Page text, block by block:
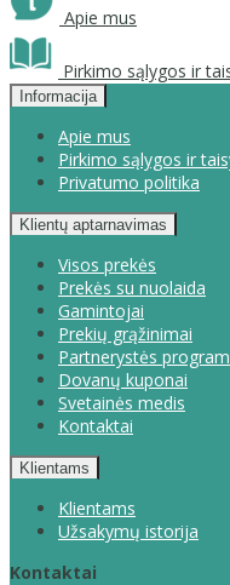
Apie mus
Pirkimo sąlygos ir
Informacija
Apie mus
Pirkimo sąlygos ir
Privatumo politika
Klientų aptarnavimas
Visos prekės
Prekės su nuolaida
Gamintojai
Prekių grąžinimai
Partnerystės
Dovanų kuponai
Svetainės medis
Kontaktai
Klientams
Klientams
Užsakymų istorija
Kontaktai